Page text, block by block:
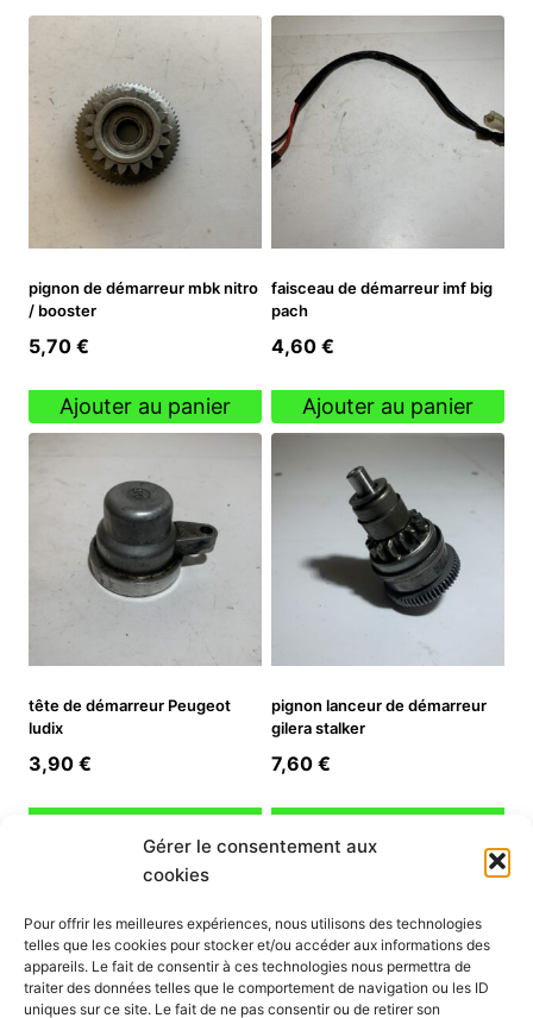
Gérer le consentement aux
cookies
Pour offrir les meilleures expériences, nous utilisons des technologies
telles que les cookies pour stocker et/ou accéder aux informations des
appareils. Le fait de consentir à ces technologies nous permettra de
traiter des données telles que le comportement de navigation ou les ID
uniques sur ce site. Le fait de ne pas consentir ou de retirer son
pignon de démarreur mbk nitro
/ booster
5,70 €
Ajouter au panier
faisceau de démarreur imf big
pach
4,60 €
Ajouter au panier
tête de démarreur Peugeot
ludix
3,90 €
pignon lanceur de démarreur
gilera stalker
7,60 €
INFORMATION
Mon compte
Nous contacter